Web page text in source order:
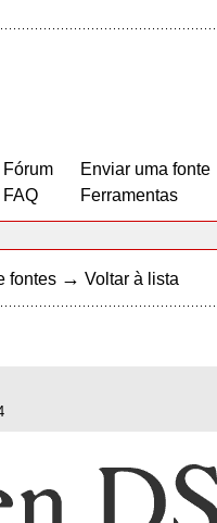
Fórum
FAQ
Enviar uma fonte
Ferramentas
fontes → Voltar à lista